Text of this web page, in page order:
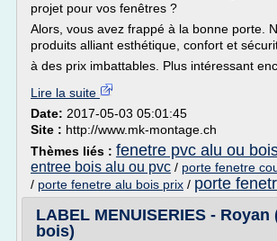
projet pour vos fenêtres ?
Alors, vous avez frappé à la bonne porte.
produits alliant esthétique, confort et
à des prix imbattables. Plus intéressant
Lire la suite
Date: 2017-05-03 05:01:45
Site : http://www.mk-montage.ch
Thèmes liés : fenetre pvc alu ou
entree bois alu ou pvc / porte fenetre
/ porte fenetre alu bois prix / porte
LABEL MENUISERIES -
bois)